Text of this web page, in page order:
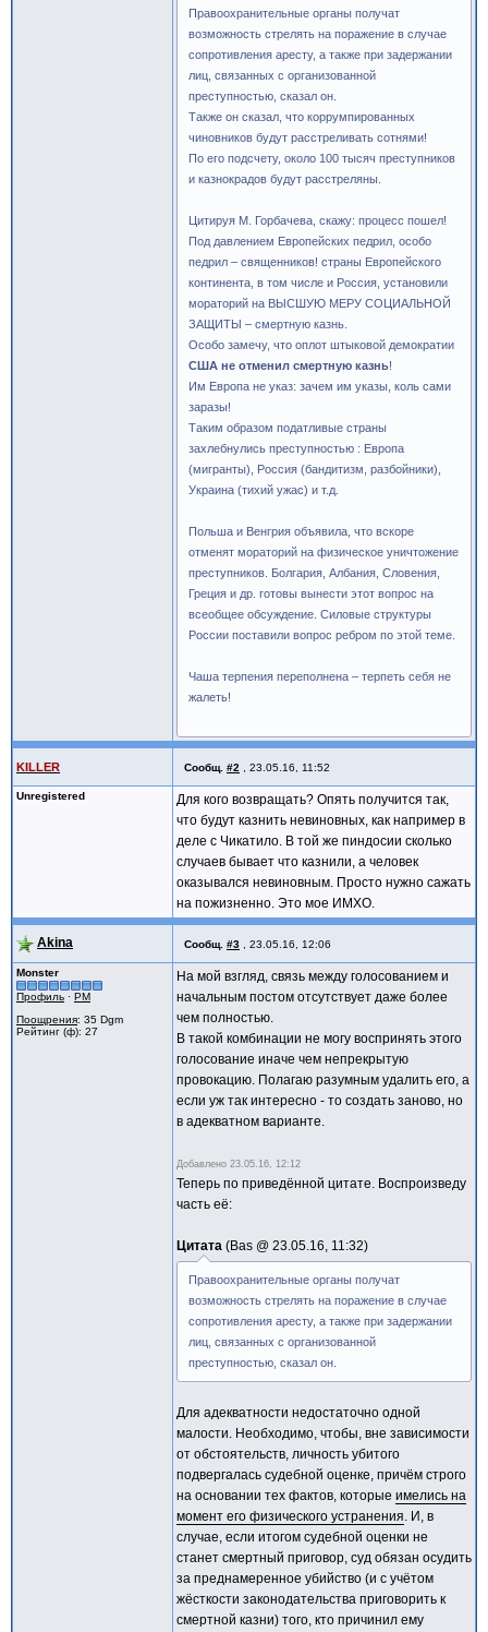
Правоохранительные органы получат
возможность стрелять на поражение в случае
сопротивления аресту, а также при задержании
лиц, связанных с организованной
преступностью, сказал он.
Также он сказал, что коррумпированных
чиновников будут расстреливать сотнями!
По его подсчету, около 100 тысяч преступников
и казнокрадов будут расстреляны.
Цитируя М. Горбачева, скажу: процесс пошел!
Под давлением Европейских педрил, особо
педрил – священников! страны Европейского
континента, в том числе и Россия, установили
мораторий на ВЫСШУЮ МЕРУ СОЦИАЛЬНОЙ
ЗАЩИТЫ – смертную казнь.
Особо замечу, что оплот штыковой демократии
США не отменил смертную казнь!
Им Европа не указ: зачем им указы, коль сами
заразы!
Таким образом податливые страны
захлебнулись преступностью : Европа
(мигранты), Россия (бандитизм, разбойники),
Украина (тихий ужас) и т.д.
Польша и Венгрия объявила, что вскоре
отменят мораторий на физическое уничтожение
преступников. Болгария, Албания, Словения,
Греция и др. готовы вынести этот вопрос на
всеобщее обсуждение. Силовые структуры
России поставили вопрос ребром по этой теме.
Чаша терпения переполнена – терпеть себя не
жалеть!
KILLER Сообщ. #2 23.05.16, 11:52
Unregistered
Для кого возвращать? Опять получится так,
что будут казнить невиновных, как например в
деле с Чикатило. В той же пиндосии сколько
случаев бывает что казнили, а человек
оказывался невиновным. Просто нужно сажать
на пожизненно. Это мое ИМХО.
Akina Сообщ. #3 23.05.16, 12:06
Monster
Профиль · PM
Поощрения: 35 Dgm
Рейтинг (ф): 27
На мой взгляд, связь между голосованием и
начальным постом отсутствует даже более
чем полностью.
В такой комбинации не могу воспринять этого
голосование иначе чем непрекрытую
провокацию. Полагаю разумным удалить его, а
если уж так интересно - то создать заново, но
в адекватном варианте.
Добавлено 23.05.16, 12:12
Теперь по приведённой цитате. Воспроизведу
часть её:
Цитата Bas @ 23.05.16, 11:32
Правоохранительные органы получат
возможность стрелять на поражение в случае
сопротивления аресту, а также при задержании
лиц, связанных с организованной
преступностью, сказал он.
Для адекватности недостаточно одной
малости. Необходимо, чтобы, вне зависимости
от обстоятельств, личность убитого
подвергалась судебной оценке, причём строго
на основании тех фактов, которые имелись на
момент его физического устранения. И, в
случае, если итогом судебной оценки не
станет смертный приговор, суд обязан осудить
за преднамеренное убийство (и с учётом
жёсткости законодательства приговорить к
смертной казни) того, кто причинил ему